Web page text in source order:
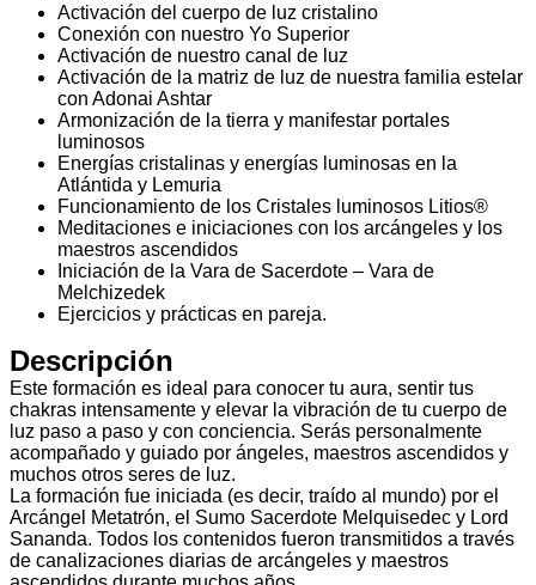
Activación del cuerpo de luz cristalino
Conexión con nuestro Yo Superior
Activación de nuestro canal de luz
Activación de la matriz de luz de nuestra familia estelar
con Adonai Ashtar
Armonización de la tierra y manifestar portales
luminosos
Energías cristalinas y energías luminosas en la
Atlántida y Lemuria
Funcionamiento de los Cristales luminosos Litios®
Meditaciones e iniciaciones con los arcángeles y los
maestros ascendidos
Iniciación de la Vara de Sacerdote – Vara de
Melchizedek
Ejercicios y prácticas en pareja.
Descripción
Este formación es ideal para conocer tu aura, sentir tus
chakras intensamente y elevar la vibración de tu cuerpo de
luz paso a paso y con conciencia. Serás personalmente
acompañado y guiado por ángeles, maestros ascendidos y
muchos otros seres de luz.
La formación fue iniciada (es decir, traído al mundo) por el
Arcángel Metatrón, el Sumo Sacerdote Melquisedec y Lord
Sananda. Todos los contenidos fueron transmitidos a través
de canalizaciones diarias de arcángeles y maestros